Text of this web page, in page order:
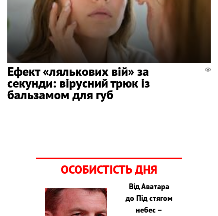
Ефект «лялькових вій» за
секунди: вірусний трюк із
бальзамом для губ
ОСОБИСТІСТЬ ДНЯ
Від Аватара
до Під стягом
небес –